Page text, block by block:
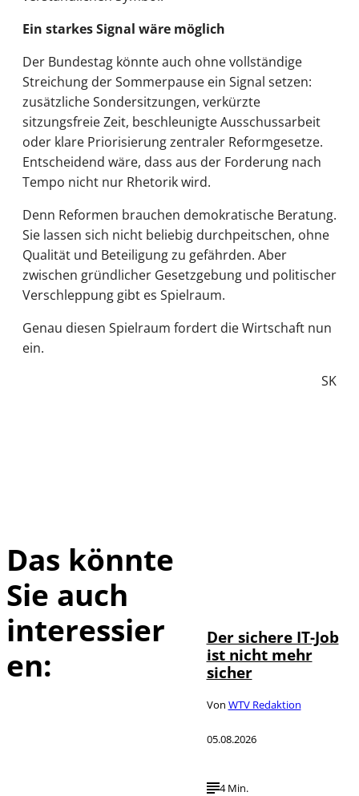
Ein starkes Signal wäre möglich
Der Bundestag könnte auch ohne vollständige
Streichung der Sommerpause ein Signal setzen:
zusätzliche Sondersitzungen, verkürzte
sitzungsfreie Zeit, beschleunigte Ausschussarbeit
oder klare Priorisierung zentraler Reformgesetze.
Entscheidend wäre, dass aus der Forderung nach
Tempo nicht nur Rhetorik wird.
Denn Reformen brauchen demokratische Beratung.
Sie lassen sich nicht beliebig durchpeitschen, ohne
Qualität und Beteiligung zu gefährden. Aber
zwischen gründlicher Gesetzgebung und politischer
Verschleppung gibt es Spielraum.
Genau diesen Spielraum fordert die Wirtschaft nun
ein.
SK
Das könnte
Sie auch
interessier
en:
Der sichere IT-Job
ist nicht mehr
sicher
Von WTV Redaktion
05.08.2026
4 Min.